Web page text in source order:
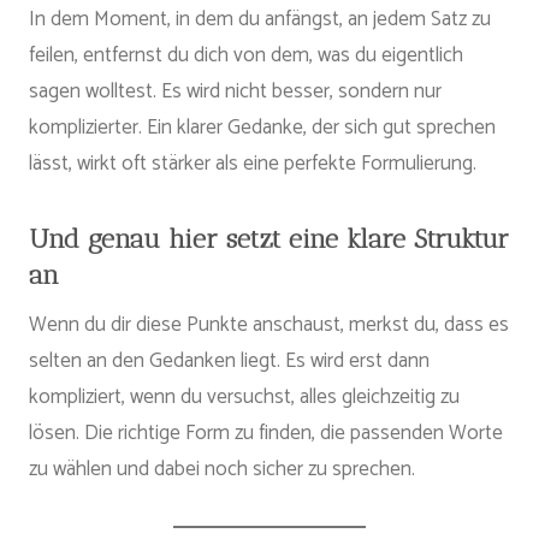
In dem Moment, in dem du anfängst, an jedem Satz zu
feilen, entfernst du dich von dem, was du eigentlich
sagen wolltest. Es wird nicht besser, sondern nur
komplizierter. Ein klarer Gedanke, der sich gut sprechen
lässt, wirkt oft stärker als eine perfekte Formulierung.
Und genau hier setzt eine klare Struktur
an
Wenn du dir diese Punkte anschaust, merkst du, dass es
selten an den Gedanken liegt. Es wird erst dann
kompliziert, wenn du versuchst, alles gleichzeitig zu
lösen. Die richtige Form zu finden, die passenden Worte
zu wählen und dabei noch sicher zu sprechen.